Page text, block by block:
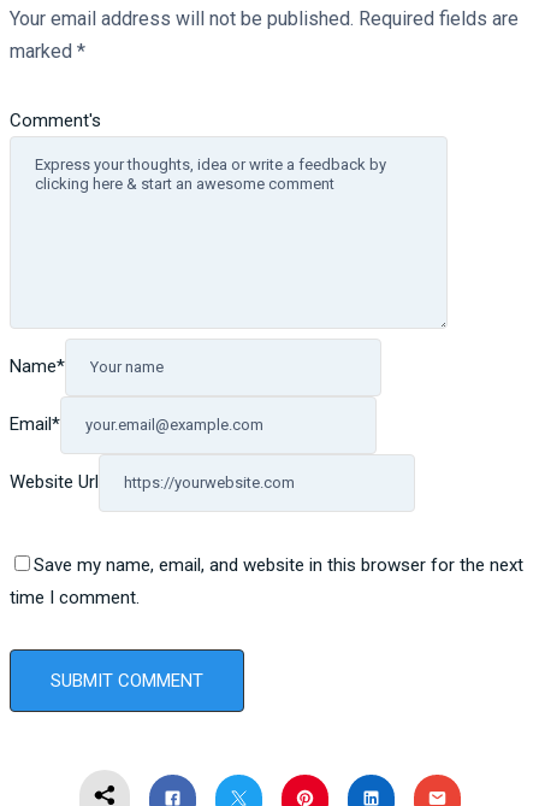
Your email address will not be published. Required fields are
marked *
Comment's
Name*
Email*
Website Url
Save my name, email, and website in this browser for the next
time I comment.